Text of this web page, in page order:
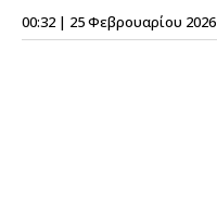
00:32 | 25 Φεβρουαρίου 2026